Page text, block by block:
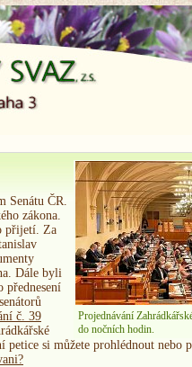
Projednávání
do nočních hodin.
Senátu ČR.
zákona.
přijetí. Za
Dále byli
přednesení
č. 39
si můžete prohlédnout nebo